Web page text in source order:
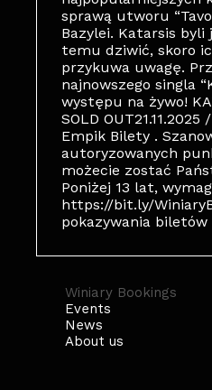
sprawą utworu
Bazylei. Katarsis
temu dziwić, skoro
przykuwa uwagę.
najnowszego singla
występu na żywo!
SOLD
Empik Bilety .
autoryzowanych
możecie zostać
Poniżej 13 lat,
https://bit.ly/
pokazywania
Winiary Bookings
Events
News
About us